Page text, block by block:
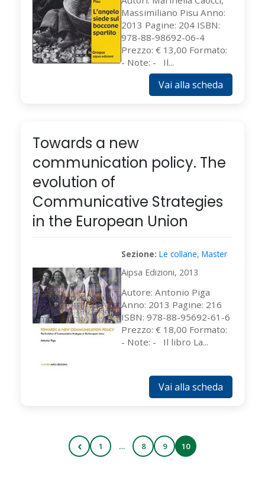
Massimiliano Pisu Anno:
2013 Pagine: 204 ISBN:
978-88-98692-06-4
Prezzo: € 13,00 Formato:
- Note: - Il...
Vai alla scheda
Towards a new
communication policy. The
evolution of
Communicative Strategies
in the European Union
Sezione: Le collane, Master
Aipsa Edizioni, 2013
Autore: Antonio Piga
Anno: 2013 Pagine: 216
ISBN: 978-88-95692-61-6
Prezzo: € 18,00 Formato:
- Note: - Il libro La...
Vai alla scheda
‹ 1 … 8 9 10